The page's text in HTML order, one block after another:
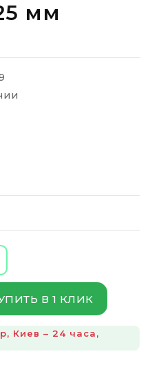
мм
В 1 КЛИК
Киев – 24 часа,